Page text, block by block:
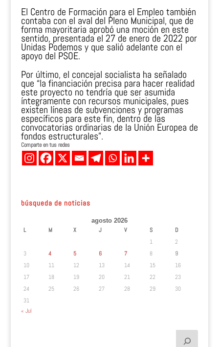
El Centro de Formación para el Empleo también
contaba con el aval del Pleno Municipal, que de
forma mayoritaria aprobó una moción en este
sentido, presentada el 27 de enero de 2022 por
Unidas Podemos y que salió adelante con el
apoyo del PSOE.
Por último, el concejal socialista ha señalado
que “la financiación precisa para hacer realidad
este proyecto no tendría que ser asumida
íntegramente con recursos municipales, pues
existen líneas de subvenciones y programas
específicos para este fin, dentro de las
convocatorias ordinarias de la Unión Europea de
fondos estructurales”.
Comparte en tus redes
búsqueda de noticias
agosto 2026
L M X J V S
D
1
2
3
4 5 6 7 8
9
10
11 12 13 14 15
16
17
18 19 20 21 22
23
24
25 26 27 28 29
30
31
« Jul